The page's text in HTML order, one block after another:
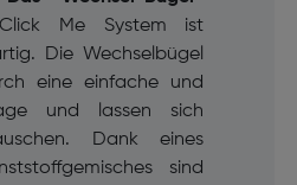
Me System ist
Die Wechselbügel
eine einfache und
und lassen sich
Dank eines
sind